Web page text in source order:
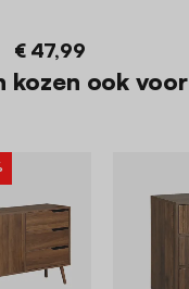
€ 47,99
kozen ook voor